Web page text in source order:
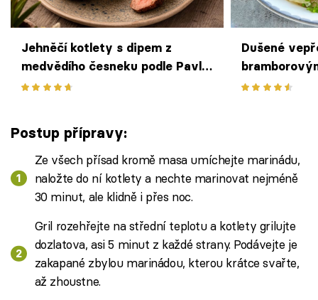
Jehněčí kotlety s dipem z
medvědího česneku podle Pavla
Berkyho – jarní pečínka ozdobí
Dušené
poctivá
Postup přípravy:
Ze všech přísad kromě masa umíchejte marinádu,
naložte do ní kotlety a nechte marinovat nejméně
30 minut, ale klidně i přes noc.
Gril rozehřejte na střední teplotu a kotlety grilujte
dozlatova, asi 5 minut z každé strany. Podávejte je
zakapané zbylou marinádou, kterou krátce svařte,
až zhoustne.